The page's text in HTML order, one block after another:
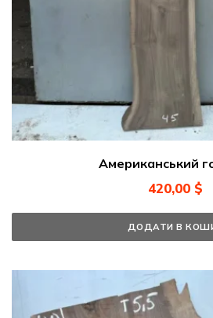
Американський
420,00 $
ДОДАТИ В